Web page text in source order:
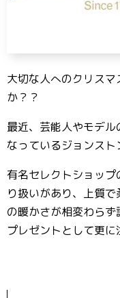
大切な人へのクリス
か？？
最近、芸能人やモデ
なっているジョンスト
有名セレクトショッ
り扱いがあり、上質
の暖かさが相変わら
プレゼントとして更に